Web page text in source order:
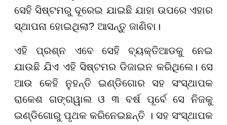
ସେହି ସିଷ୍ଟମରୁ ଦୂରେଇ ଯାଇଛି ଯାହା ଉପରେ ଏହାର
ସ୍ଥାପନା ହୋଇଥିଲା? ଆସନ୍ତୁ ଜାଣିବା।
ଏହି ପ୍ରଶ୍ନ ଏବେ ସେହି ବ୍ୟକ୍ତିଆଡକୁ ନେଇ
ଯାଉଛି ଯିଏ ଏହି ସିଷ୍ଟମର ଡିଜାଇନ କରିଥିଲେ। ସେ
ଆଉ କେହି ନୁହନ୍ତି ଇଣ୍ଡିଗୋର ସହ ସଂସ୍ଥାପକ
ରାକେଶ ଗଙ୍ଗୱାଲ ଓ ୩ ବର୍ଷ ପୂର୍ବେ ସେ ନିଜକୁ
ଇଣ୍ଡିଗୋରୁ ପୃଥକ କରିନେଇଛନ୍ତି । ସହ ସଂସ୍ଥାପକ